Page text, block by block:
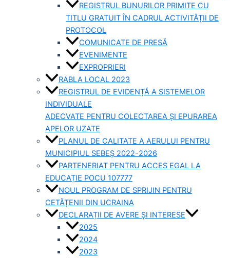
REGISTRUL BUNURILOR PRIMITE CU
TITLU GRATUIT ÎN CADRUL ACTIVITĂȚII DE
PROTOCOL
COMUNICATE DE PRESĂ
EVENIMENTE
EXPROPRIERI
RABLA LOCAL 2023
REGISTRUL DE EVIDENȚĂ A SISTEMELOR
INDIVIDUALE
ADECVATE PENTRU COLECTAREA ȘI EPURAREA
APELOR UZATE
PLANUL DE CALITATE A AERULUI PENTRU
MUNICIPIUL SEBEȘ 2022-2026
PARTENERIAT PENTRU ACCES EGAL LA
EDUCAȚIE POCU 107777
NOUL PROGRAM DE SPRIJIN PENTRU
CETĂȚENII DIN UCRAINA
DECLARAȚII DE AVERE ȘI INTERESE
2025
2024
2023